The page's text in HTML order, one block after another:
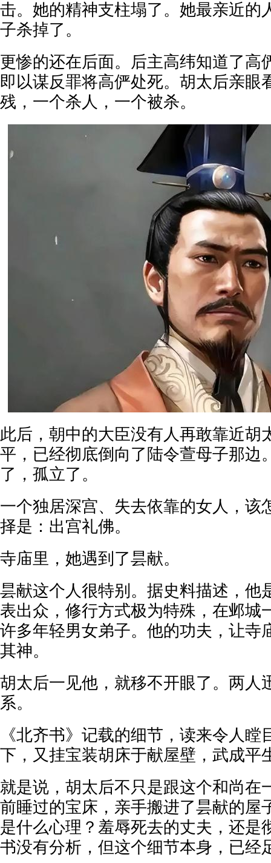
击。她的精神支柱塌了。她最亲近的
子杀掉了。
更惨的还在后面。后主高纬知道了高
即以谋反罪将高俨处死。胡太后亲眼
残，一个杀人，一个被杀。
此后，朝中的大臣没有人再敢靠近胡
平，已经彻底倒向了陆令萱母子那边
了，孤立了。
一个独居深宫、失去依靠的女人，该
择是：出宫礼佛。
寺庙里，她遇到了昙献。
昙献这个人很特别。据史料描述，他
表出众，修行方式极为特殊，在邺城
许多年轻男女弟子。他的功夫，让寺
其神。
胡太后一见他，就移不开眼了。两人
系。
《北齐书》记载的细节，读来令人瞠
下，又挂宝装胡床于献屋壁，武成平
就是说，胡太后不只是跟这个和尚在
前睡过的宝床，亲手搬进了昙献的屋
是什么心理？羞辱死去的丈夫，还是
书没有分析，但这个细节本身，已经